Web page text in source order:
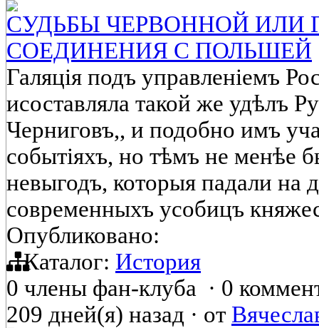
СУДЬБЫ ЧЕРВОННОЙ ИЛИ
СОЕДИНЕНИЯ С ПОЛЬШЕЙ
Галяція подъ управленіемъ
исоставляла такой же удѣлъ
Черниговъ,, и подобно имъ
событіяхъ, но тѣмъ не менѣе
невыгодъ, которыя падали на
современныхъ усобицъ
Опубликовано:
Каталог: История
0 члены фан-клуба · 0
209 дней(я) назад · от